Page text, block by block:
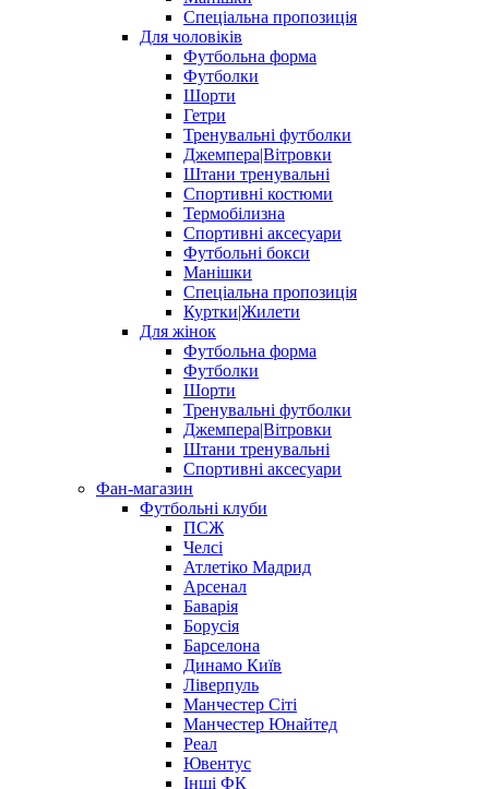
Спеціальна пропозиція
Для чоловіків
Футбольна форма
Футболки
Шорти
Гетри
Тренувальні футболки
Джемпера|Вітровки
Штани тренувальні
Спортивні костюми
Термобілизна
Спортивні аксесуари
Футбольні бокси
Манішки
Спеціальна пропозиція
Куртки|Жилети
Для жінок
Футбольна форма
Футболки
Шорти
Тренувальні футболки
Джемпера|Вітровки
Штани тренувальні
Спортивні аксесуари
Фан-магазин
Футбольні клуби
ПСЖ
Челсі
Атлетіко Мадрид
Арсенал
Баварія
Борусія
Барселона
Динамо Київ
Ліверпуль
Манчестер Сіті
Манчестер Юнайтед
Реал
Ювентус
Інші ФК